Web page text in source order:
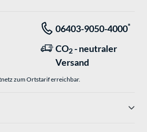
06403-9050-4000*
CO2 - neutraler
Versand
zum Ortstarif erreichbar.